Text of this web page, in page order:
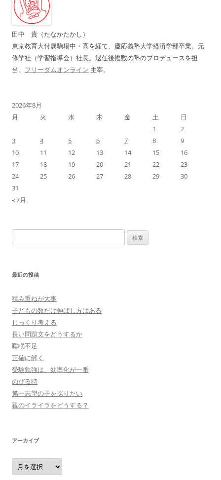
ョ
ン
田中 貴（たなかたかし）
東京教育大付属駒場中・高を経て、慶応義塾大学経済学部卒業。元
修学社（学習指導会）社長。退任後複数の塾のプロデュースを担
当。 フリーダムオンライン 主宰。
2026年8月
月
火 水 木 金 土
日
1
2
3
4 5 6 7 8
9
10
11 12 13 14 15
16
17
18 19 20 21 22
23
24
25 26 27 28 29
30
31
« 7月
索:
最近の投稿
積み重ねが大事
子どもの数だけ伸ばし方はある
じっくり考える
長い問題文をどうするか
睡眠不足
正確に解く
受験勉強は、効率化が一番
のびる時
第一志望の子を採りたい
親のイライラをどうする？
アーカイブ
ア
ー
カ